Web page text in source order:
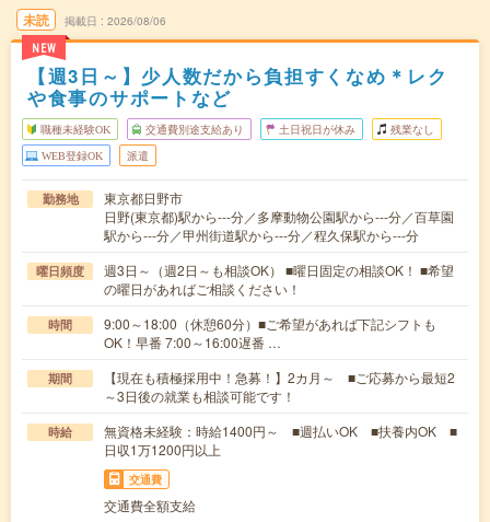
未読
NEW
掲載日 2026/08/06
【週3日～】少人数だから負担すくなめ＊レク
や食事のサポートなど
職種未経験OK 交通費別途支給あり 土日祝日が休み 残業なし
WEB登録OK 派遣
勤務地
東京都日野市
日野(東京都)駅から---分／多摩動物公園駅から---分／百草園
駅から---分／甲州街道駅から---分／程久保駅から---分
曜日頻度
週3日～（週2日～も相談OK） ■曜日固定の相談OK！ ■希望
の曜日があればご相談ください！
時間
9:00～18:00（休憩60分）■ご希望があれば下記シフトも
OK！早番 7:00～16:00遅番 …
期間
【現在も積極採用中！急募！】2カ月～ ■ご応募から最短2
～3日後の就業も相談可能です！
時給
無資格未経験：時給1400円～ ■週払いOK ■扶養内OK ■
日収1万1200円以上
交通費
交通費全額支給